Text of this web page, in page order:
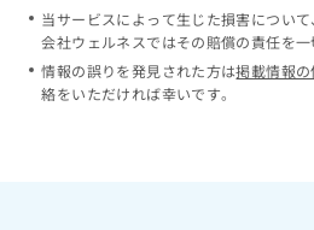
当サービスによって生じた損害につい
会社ウェルネスではその賠償の責任を一
情報の誤りを発見された方は掲載情報
絡をいただければ幸いです。